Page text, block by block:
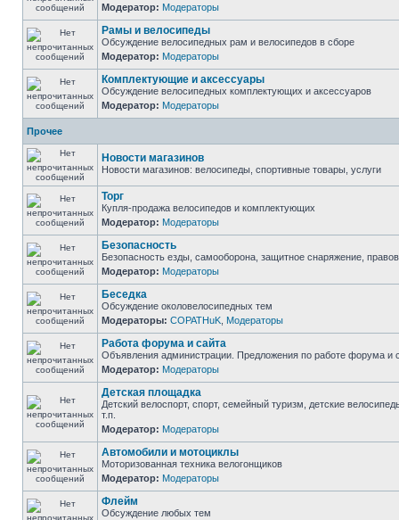
Модератор: Модераторы
Рамы и велосипеды
Обсуждение велосипедных рам и велосипедов в сборе
Модератор: Модераторы
Комплектующие и аксессуары
Обсуждение велосипедных комплектующих и аксессуаров
Модератор: Модераторы
Прочее
Новости магазинов
Новости магазинов: велосипеды, спортивные товары, услуги
Торг
Купля-продажа велосипедов и комплектующих
Модератор: Модераторы
Безопасность
Безопасность езды, самооборона, защитное снаряжение,
Модератор: Модераторы
Беседка
Обсуждение околовелосипедных тем
Модераторы: COPATHuK Модераторы
Работа форума и сайта
Объявления администрации. Предложения по работе форума и
Модератор: Модераторы
Детская площадка
Детский велоспорт, спорт, семейный туризм, детские
т.п.
Модератор: Модераторы
Автомобили и мотоциклы
Моторизованная техника велогонщиков
Модератор: Модераторы
Флейм
Обсуждение любых тем